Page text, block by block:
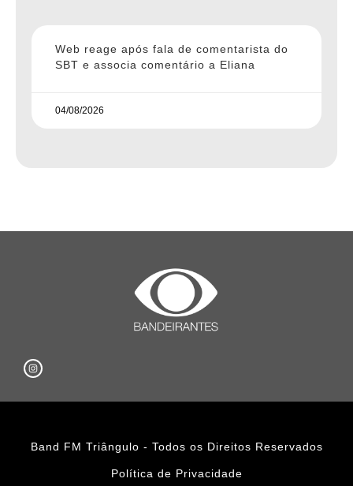
Web reage após fala de comentarista do
SBT e associa comentário a Eliana
04/08/2026
Band FM Triângulo - Todos os Direitos Reservados
Política de Privacidade